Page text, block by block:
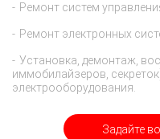
Задайте
Ремонт систем
Ремонт электронных
Установка, демонтаж,
иммобилайзеров,
электрооборудования.